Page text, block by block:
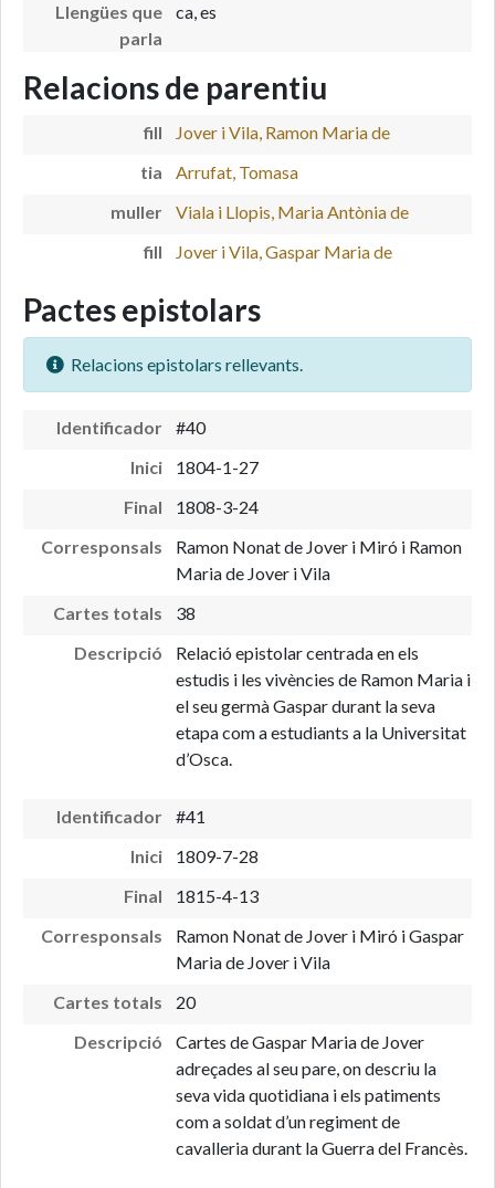
Llengües que
parla
ca, es
Relacions de parentiu
fill
Jover i Vila, Ramon Maria de
tia
Arrufat, Tomasa
muller
Viala i Llopis, Maria Antònia de
fill
Jover i Vila, Gaspar Maria de
Pactes epistolars
Relacions epistolars rellevants.
Identificador
#40
Inici
1804-1-27
Final
1808-3-24
Corresponsals
Ramon Nonat de Jover i Miró i Ramon
Maria de Jover i Vila
Cartes totals
38
Descripció
Relació epistolar centrada en els
estudis i les vivències de Ramon Maria i
el seu germà Gaspar durant la seva
etapa com a estudiants a la Universitat
d’Osca.
Identificador
#41
Inici
1809-7-28
Final
1815-4-13
Corresponsals
Ramon Nonat de Jover i Miró i Gaspar
Maria de Jover i Vila
Cartes totals
20
Descripció
Cartes de Gaspar Maria de Jover
adreçades al seu pare, on descriu la
seva vida quotidiana i els patiments
com a soldat d’un regiment de
cavalleria durant la Guerra del Francès.